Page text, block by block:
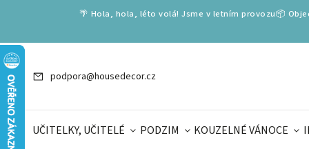
🌴 Hola, hola, léto volá! Jsme v letním provozu📦
podpora@housedecor.cz
UČITELKY, UČITELÉ PODZIM KOUZELNÉ VÁNOCE